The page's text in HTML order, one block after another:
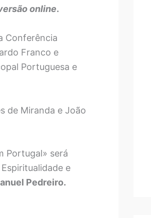
online.
Conferência
Franco e
Portuguesa e
de Miranda e João
Portugal» será
e
Pedreiro.